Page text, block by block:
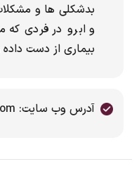
بدشکلی ها و
و ابرو در فردی
بیماری از دست داده
آدرس وب سایت: www.behsima.com